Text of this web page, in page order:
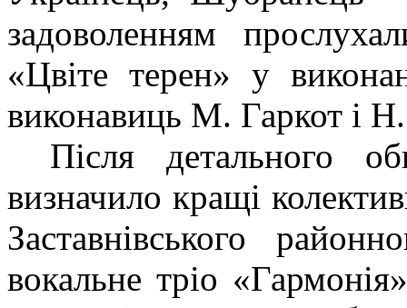
задоволенням
«Цвіте терен» у
виконавиць М. Гаркот і
Після детального
визначило кращі
Заставнівського
вокальне тріо